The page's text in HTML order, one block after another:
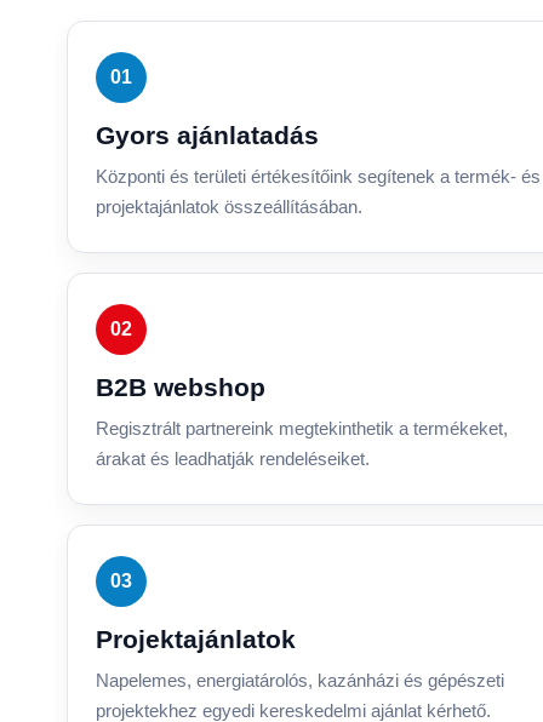
01
Gyors ajánlatadás
Központi és területi értékesítőink segítenek a termék- és
projektajánlatok összeállításában.
02
B2B webshop
Regisztrált partnereink megtekinthetik a termékeket,
árakat és leadhatják rendeléseiket.
03
Projektajánlatok
Napelemes, energiatárolós, kazánházi és gépészeti
projektekhez egyedi kereskedelmi ajánlat kérhető.